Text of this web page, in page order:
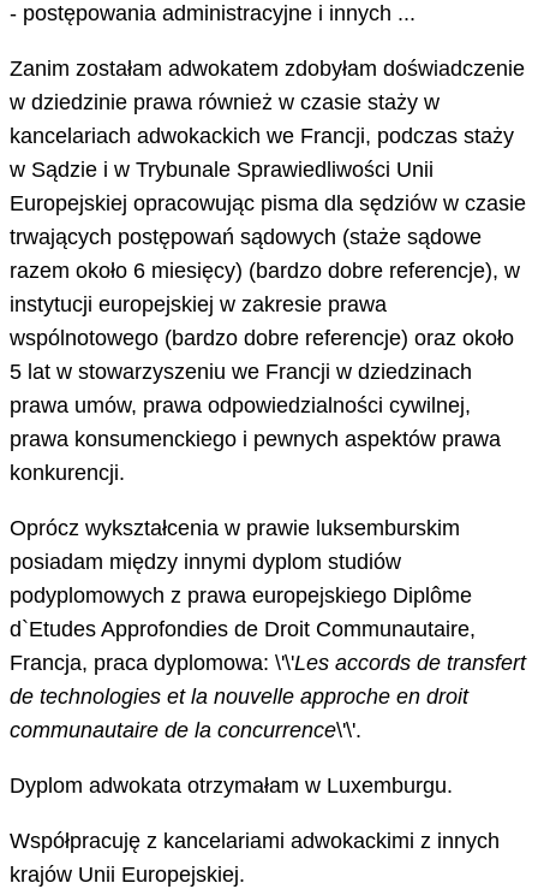
- postępowania administracyjne i innych ...
Zanim zostałam adwokatem zdobyłam doświadczenie
w dziedzinie prawa również w czasie staży w
kancelariach adwokackich we Francji, podczas staży
w Sądzie i w Trybunale Sprawiedliwości Unii
Europejskiej opracowując pisma dla sędziów w czasie
trwających postępowań sądowych (staże sądowe
razem około 6 miesięcy) (bardzo dobre referencje), w
instytucji europejskiej w zakresie prawa
wspólnotowego (bardzo dobre referencje) oraz około
5 lat w stowarzyszeniu we Francji w dziedzinach
prawa umów, prawa odpowiedzialności cywilnej,
prawa konsumenckiego i pewnych aspektów prawa
konkurencji.
Oprócz wykształcenia w prawie luksemburskim
posiadam między innymi dyplom studiów
podyplomowych z prawa europejskiego Diplôme
d`Etudes Approfondies de Droit Communautaire,
Francja, praca dyplomowa: \'\'Les accords de transfert
de technologies et la nouvelle approche en droit
communautaire de la concurrence\'\'.
Dyplom adwokata otrzymałam w Luxemburgu.
Współpracuję z kancelariami adwokackimi z innych
krajów Unii Europejskiej.